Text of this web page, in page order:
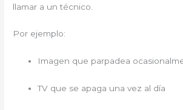
llamar a un técnico.
Por ejemplo:
Imagen que parpadea
TV que se apaga una vez al día